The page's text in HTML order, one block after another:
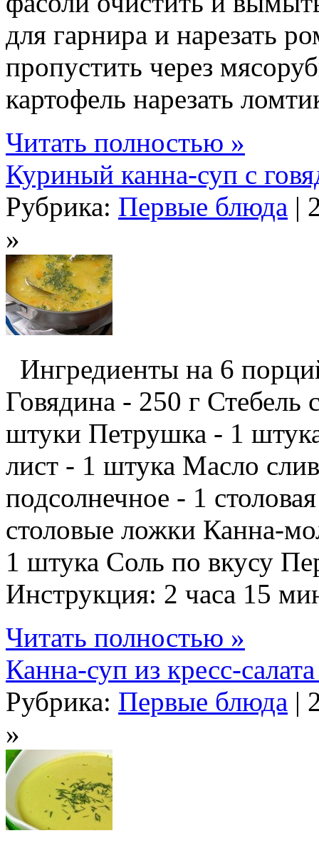
для гарнира и нарезать
пропустить через
картофель нарезать
Читать полностью »
Куриный канна-суп с
Рубрика: Первые блюда |
»
Ингредиенты на 6
Говядина - 250 г
штуки Петрушка - 1
лист - 1 штука Масло
подсолнечное - 1
столовые ложки Канна-
1 штука Соль по вкусу
Инструкция: 2 часа 15
Читать полностью »
Канна-суп из кресс-
Рубрика: Первые блюда |
»